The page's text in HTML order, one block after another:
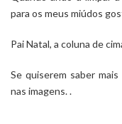
para os meus miúdos
Pai Natal, a coluna de
Se quiserem saber
nas imagens. .